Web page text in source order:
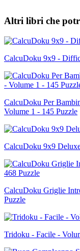
Altri libri che
CalcuDoku 9x9 -
CalcuDoku Per
Volume 1 - 145 Puzzle
CalcuDoku 9x9
CalcuDoku Griglie
Puzzle
Tridoku - Facile -